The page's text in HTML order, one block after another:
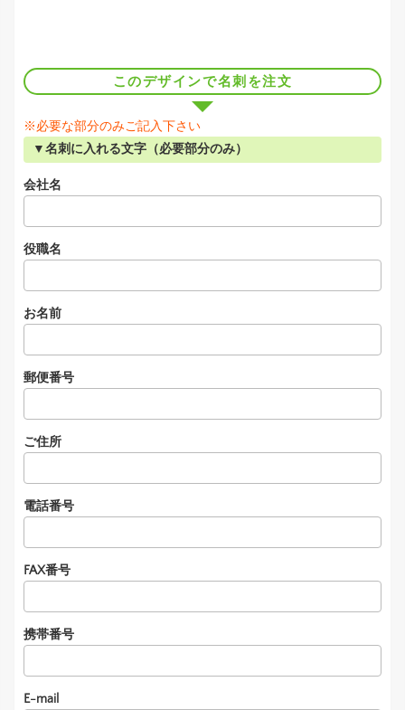
このデザインで名刺を注文
※必要な部分のみご記入下さい
▼名刺に入れる文字（必要部分のみ）
会社名
役職名
お名前
郵便番号
ご住所
電話番号
FAX番号
携帯番号
E-mail